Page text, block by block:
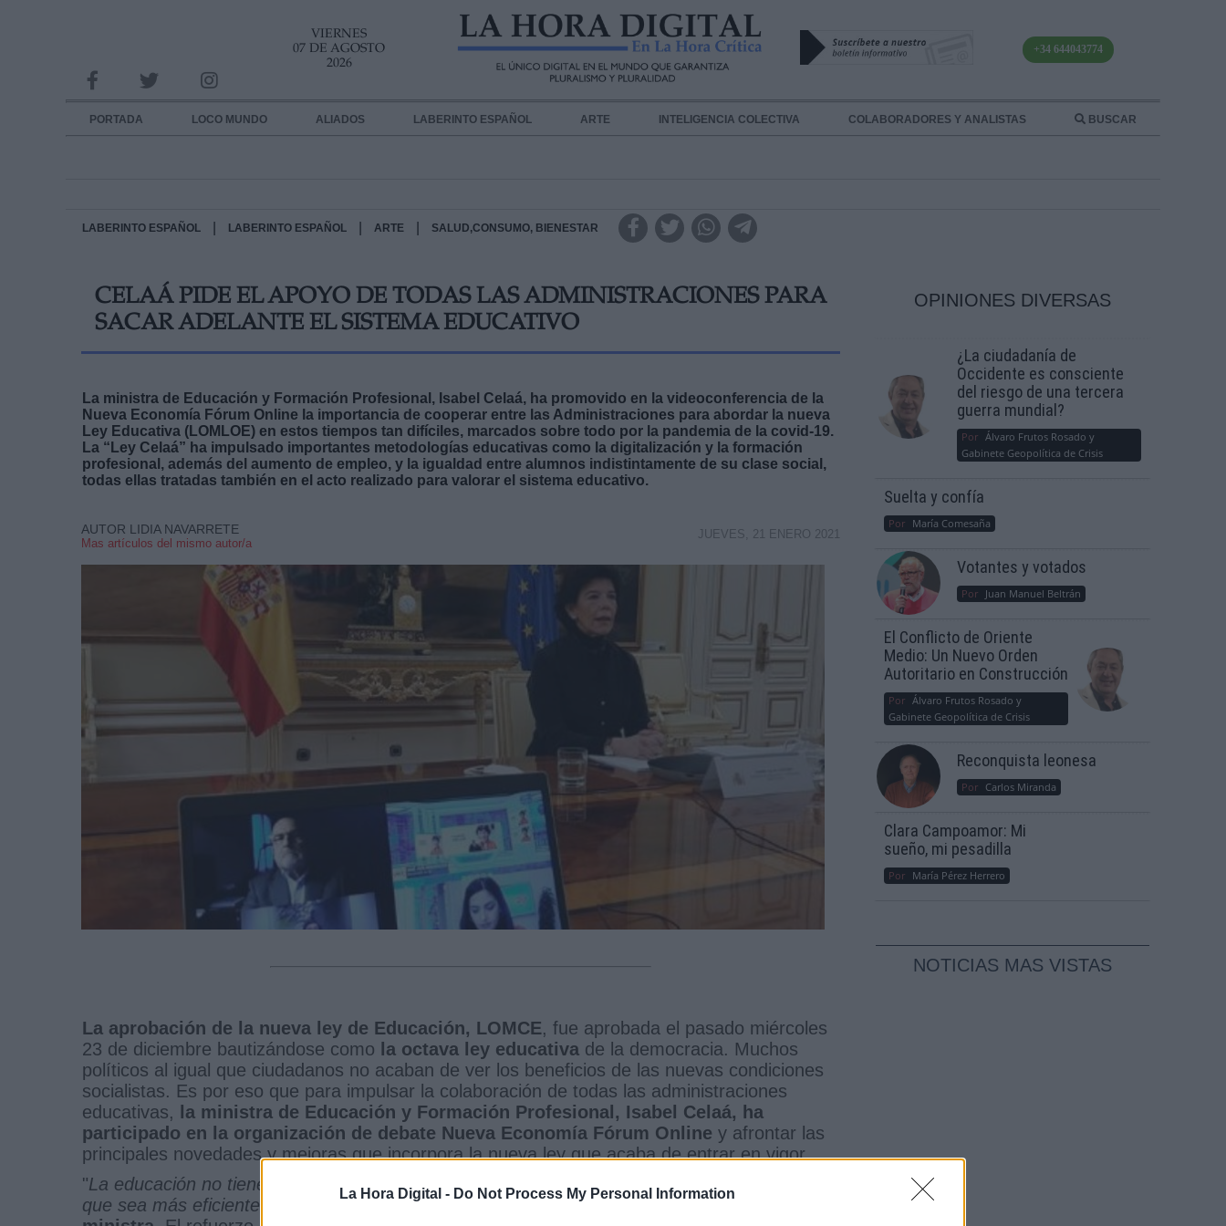
La Hora Digital - Do Not Process My Personal Information
VIERNES
07 DE AGOSTO
2026
+34 644043774
PORTADA LOCO MUNDO ALIADOS LABERINTO ESPAÑOL ARTE INTELIGENCIA COLECTIVA COLABORADORES Y ANALISTAS BUSCAR
LABERINTO ESPAÑOL LABERINTO ESPAÑOL ARTE SALUD,CONSUMO, BIENESTAR
CELAÁ PIDE EL APOYO DE TODAS LAS ADMINISTRACIONES PARA
SACAR ADELANTE EL SISTEMA EDUCATIVO
La ministra de Educación y Formación Profesional, Isabel Celaá, ha promovido en la videoconferencia de la
Nueva Economía Fórum Online la importancia de cooperar entre las Administraciones para abordar la nueva
Ley Educativa (LOMLOE) en estos tiempos tan difíciles, marcados sobre todo por la pandemia de la covid-19.
La “Ley Celaá” ha impulsado importantes metodologías educativas como la digitalización y la formación
profesional, además del aumento de empleo, y la igualdad entre alumnos indistintamente de su clase social,
todas ellas tratadas también en el acto realizado para valorar el sistema educativo.
AUTOR LIDIA NAVARRETE
Mas artículos del mismo autor/a
JUEVES, 21 ENERO 2021
La aprobación de la nueva ley de Educación, LOMCE, fue aprobada el pasado miércoles
23 de diciembre bautizándose como la octava ley educativa de la democracia. Muchos
políticos al igual que ciudadanos no acaban de ver los beneficios de las nuevas condiciones
socialistas. Es por eso que para impulsar la colaboración de todas las administraciones
educativas, la ministra de Educación y Formación Profesional, Isabel Celaá, ha
participado en la organización de debate Nueva Economía Fórum Online y afrontar las
principales novedades y mejoras que incorpora la nueva ley que acaba de entrar en vigor.
"La educación no tiene tiempo; tenemos urgencia y necesidad de modificar el sistema para
que sea más eficiente y para que todo el mundo pueda progresar",manifestaba la
OPINIONES DIVERSAS
¿La ciudadanía de
Occidente es consciente
del riesgo de una tercera
guerra mundial?
Por Álvaro Frutos Rosado y
Gabinete Geopolítica de Crisis
Suelta y confía
Por María Comesaña
Votantes y votados
Por Juan Manuel Beltrán
El Conflicto de Oriente
Medio: Un Nuevo Orden
Autoritario en Construcción
Por Álvaro Frutos Rosado y
Gabinete Geopolítica de Crisis
Reconquista leonesa
Por Carlos Miranda
Clara Campoamor: Mi
sueño, mi pesadilla
Por María Pérez Herrero
NOTICIAS MAS VISTAS
INFORMACION SOBRE LA PROTECCIÓN DE TUS DATOS
Responsable:
Destinatarios:
link
Información adicional
link